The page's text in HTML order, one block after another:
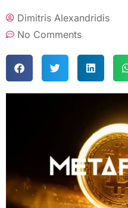
Dimitris Alexandridis
No Comments